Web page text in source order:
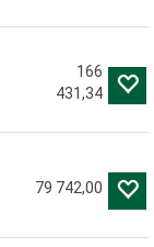
166
431,34
79 742,00